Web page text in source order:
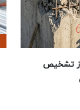
تشخیص